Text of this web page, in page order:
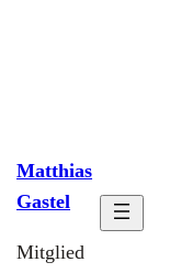
Matthias
Gastel
Mitglied